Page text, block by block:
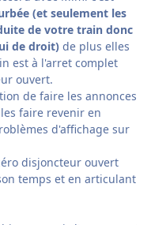
(et seulement les
de votre train donc
de droit) de plus elles
est à l'arret complet
ouvert.
de faire les annonces
faire revenir en
d'affichage sur
disjoncteur ouvert
temps et en articulant